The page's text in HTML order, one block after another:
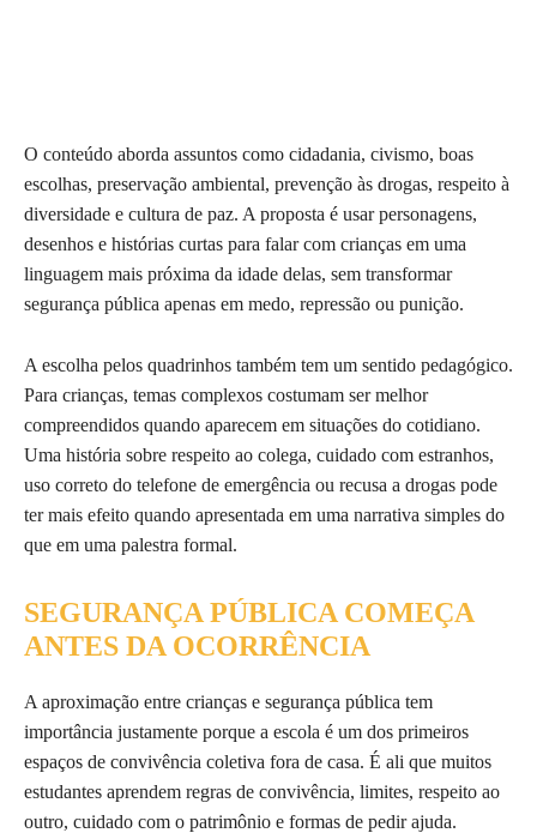
O conteúdo aborda assuntos como cidadania, civismo, boas
escolhas, preservação ambiental, prevenção às drogas, respeito à
diversidade e cultura de paz. A proposta é usar personagens,
desenhos e histórias curtas para falar com crianças em uma
linguagem mais próxima da idade delas, sem transformar
segurança pública apenas em medo, repressão ou punição.
A escolha pelos quadrinhos também tem um sentido pedagógico.
Para crianças, temas complexos costumam ser melhor
compreendidos quando aparecem em situações do cotidiano.
Uma história sobre respeito ao colega, cuidado com estranhos,
uso correto do telefone de emergência ou recusa a drogas pode
ter mais efeito quando apresentada em uma narrativa simples do
que em uma palestra formal.
SEGURANÇA PÚBLICA COMEÇA
ANTES DA OCORRÊNCIA
A aproximação entre crianças e segurança pública tem
importância justamente porque a escola é um dos primeiros
espaços de convivência coletiva fora de casa. É ali que muitos
estudantes aprendem regras de convivência, limites, respeito ao
outro, cuidado com o patrimônio e formas de pedir ajuda.